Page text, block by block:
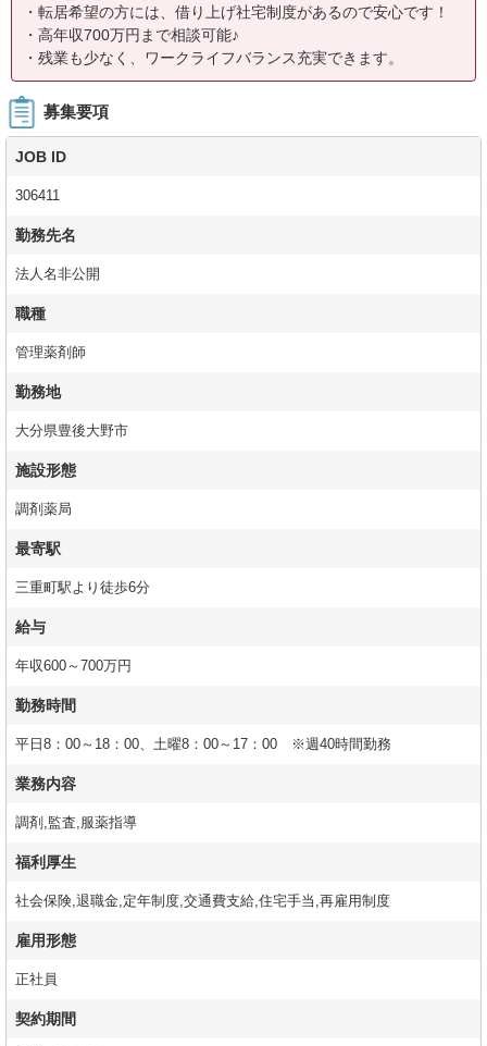
・転居希望の方には、借り上げ社宅制度があるので安心です！
・高年収700万円まで相談可能♪
・残業も少なく、ワークライフバランス充実できます。
募集要項
JOB ID
306411
勤務先名
法人名非公開
職種
管理薬剤師
勤務地
大分県豊後大野市
施設形態
調剤薬局
最寄駅
三重町駅より徒歩6分
給与
年収600～700万円
勤務時間
平日8：00～18：00、土曜8：00～17：00 ※週40時間勤務
業務内容
調剤,監査,服薬指導
福利厚生
社会保険,退職金,定年制度,交通費支給,住宅手当,再雇用制度
雇用形態
正社員
契約期間